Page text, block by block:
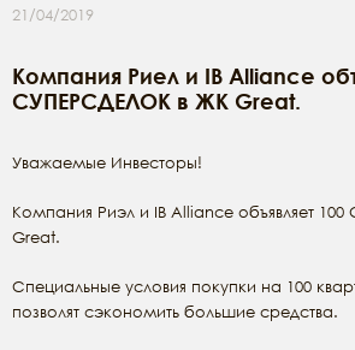
21/04/2019
Компания Риел и IB Alliance
СУПЕРСДЕЛОК в ЖК Great.
Уважаемые Инвесторы!
Компания Риэл и IB Alliance объявляет
Great.
Специальные условия покупки на 100
позволят сэкономить большие средства.